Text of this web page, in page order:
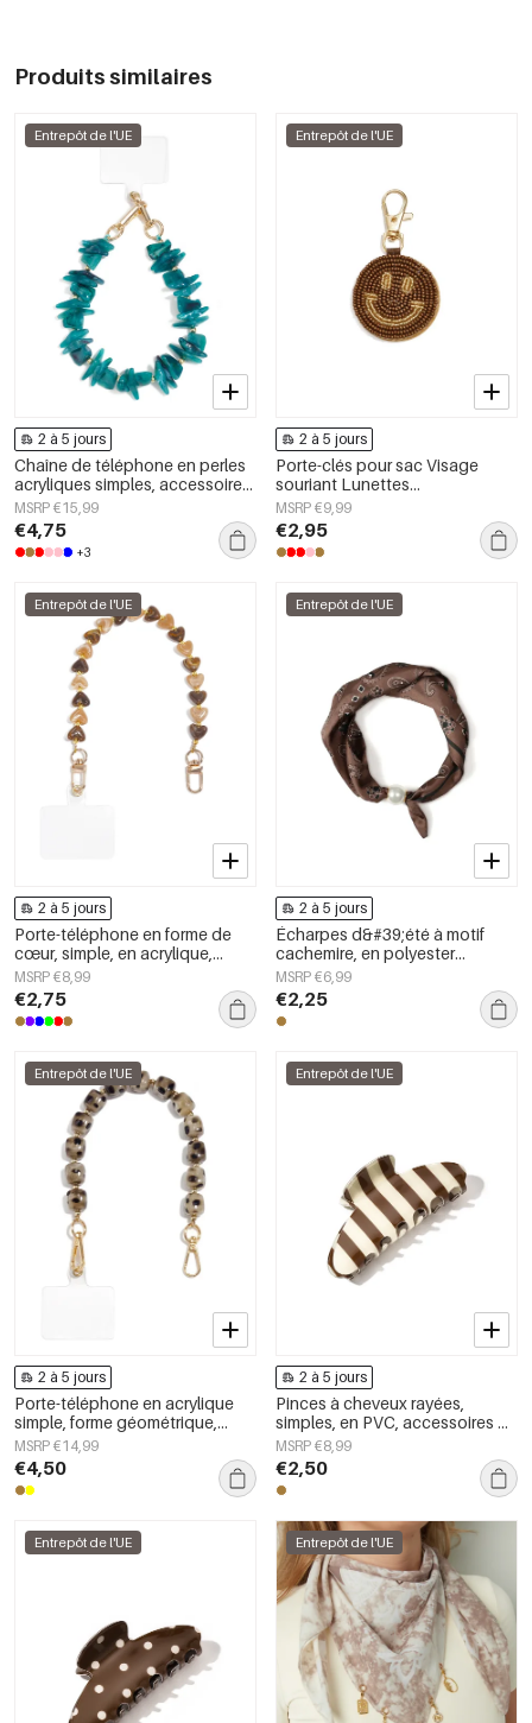
Produits similaires
Entrepôt de l'UE
2 à 5 jours
Chaîne de téléphone en perles
acryliques simples, accessoires
du quotidien
MSRP €15,99
€4,75
+3
Entrepôt de l'UE
2 à 5 jours
Porte-clés pour sac Visage
souriant Lunettes
décontractées Accessoires du
quotidien
MSRP €9,99
€2,95
Entrepôt de l'UE
2 à 5 jours
Porte-téléphone en forme de
cœur, simple, en acrylique,
accessoire du quotidien
MSRP €8,99
€2,75
Entrepôt de l'UE
2 à 5 jours
Écharpes d&#39;été à motif
cachemire, en polyester
classique, accessoires du
quotidien
MSRP €6,99
€2,25
Entrepôt de l'UE
2 à 5 jours
Porte-téléphone en acrylique
simple, forme géométrique,
accessoire du quotidien
MSRP €14,99
€4,50
Entrepôt de l'UE
2 à 5 jours
Pinces à cheveux rayées,
simples, en PVC, accessoires du
quotidien
MSRP €8,99
€2,50
Entrepôt de l'UE Entrepôt de l'UE